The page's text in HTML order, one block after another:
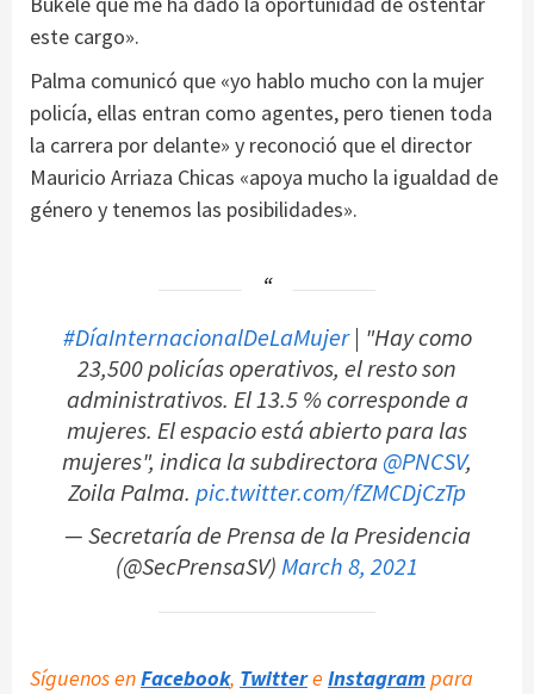
este cargo».
Palma comunicó que «yo hablo mucho con la mujer
policía, ellas entran como agentes, pero tienen toda
la carrera por delante» y reconoció que el director
Mauricio Arriaza Chicas «apoya mucho la igualdad de
género y tenemos las posibilidades».
#DíaInternacionalDeLaMujer| "Hay como
23,500 policías operativos, el resto son
administrativos. El 13.5 % corresponde a
mujeres. El espacio está abierto para las
mujeres", indica la subdirectora @PNCSV,
Zoila Palma. pic.twitter.com/fZMCDjCzTp
— Secretaría de Prensa de la Presidencia
(@SecPrensaSV)March 8, 2021
Síguenos enFacebook, Twittere Instagram para